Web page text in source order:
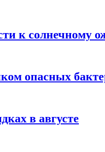
к солнечному
опасных
в августе